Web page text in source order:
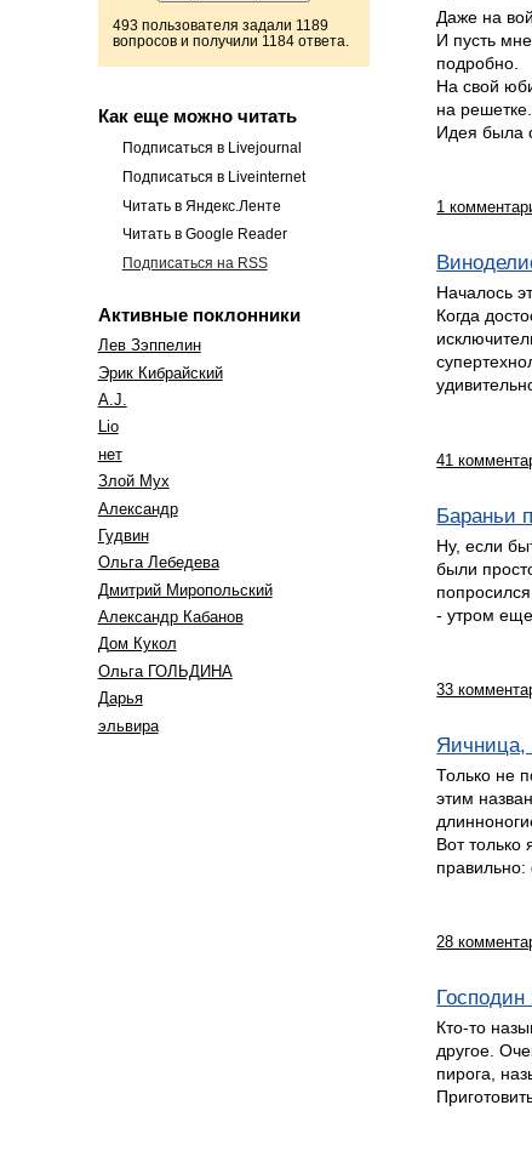
493 пользователя задали 1189
вопросов и получили 1184 ответа.
Как еще можно читать
Подписаться в Livejournal
Подписаться в Liveinternet
Читать в Яндекс.Ленте
Читать в Google Reader
Подписаться на RSS
Активные поклонники
Лев Зэппелин
Эрик Кибрайский
A.J.
Lio
нет
Злой Мух
Александр
Гудвин
Ольга Лебедева
Дмитрий Миропольский
Александр Кабанов
Дом Кукол
Oльга ГОЛЬДИНА
Дарья
эльвира
Даже на
И пусть
подробно.
На свой
на решетке.
Идея была
1
Началось
Когда
41
Бараньи
Ну, если
были
- утром
33
Яичница,
Только не
этим
Вот только
28
Кто-то
другое.
пирога,